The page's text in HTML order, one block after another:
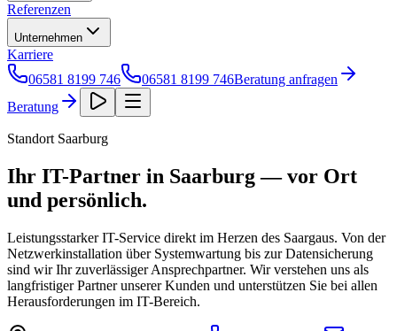
Referenzen
Unternehmen
Karriere
06581 8199 746
06581 8199 746Beratung anfragen
Beratung
Standort Saarburg
Ihr IT-Partner in Saarburg — vor Ort
und persönlich.
Leistungsstarker IT-Service direkt im Herzen des Saargaus. Von der
Netzwerkinstallation über Systemwartung bis zur Datensicherung
sind wir Ihr zuverlässiger Ansprechpartner. Wir verstehen uns als
langfristiger Partner unserer Kunden und unterstützen Sie bei allen
Herausforderungen im IT-Bereich.